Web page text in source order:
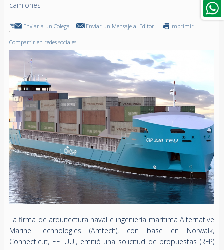
camiones
Enviar a un Colega Enviar un Mensaje al Editor Imprimir
Compartir en redes sociales
La firma de arquitectura naval e ingeniería marítima Alternative
Marine Technologies (Amtech), con base en Norwalk,
Connecticut, EE. UU., emitió una solicitud de propuestas (RFP)